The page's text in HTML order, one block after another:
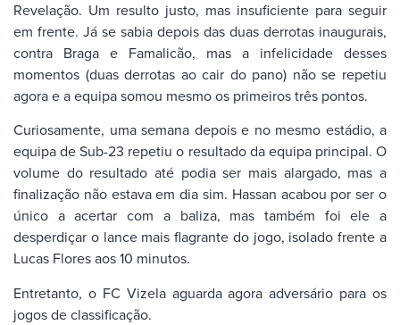
Revelação. Um resulto justo, mas insuficiente para seguir
em frente. Já se sabia depois das duas derrotas inaugurais,
contra Braga e Famalicão, mas a infelicidade desses
momentos (duas derrotas ao cair do pano) não se repetiu
agora e a equipa somou mesmo os primeiros três pontos.
Curiosamente, uma semana depois e no mesmo estádio, a
equipa de Sub-23 repetiu o resultado da equipa principal. O
volume do resultado até podia ser mais alargado, mas a
finalização não estava em dia sim. Hassan acabou por ser o
único a acertar com a baliza, mas também foi ele a
desperdiçar o lance mais flagrante do jogo, isolado frente a
Lucas Flores aos 10 minutos.
Entretanto, o FC Vizela aguarda agora adversário para os
jogos de classificação.